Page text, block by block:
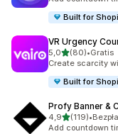
Built for
VR Urgency
5,0na 5 gwiazdek
(80)
Łączna liczba
•Gratis
Create scarcity
Built for
Profy Banner &
4,9na 5 gwiazdek
(119)
Łączna liczba
•
Add countdown